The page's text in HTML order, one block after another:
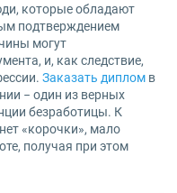
которые обладают
подтверждением
могут
и, как следствие,
Заказать диплом в
− один из верных
безработицы. К
«корочки», мало
получая при этом